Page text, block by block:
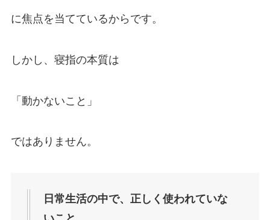
に焦点を当てているからです。
しかし、寝指の本質は
「動かないこと」
ではありません。
日常生活の中で、正しく使われていな